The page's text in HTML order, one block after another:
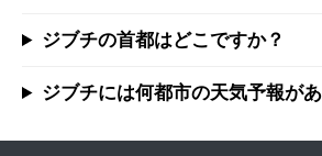
ジブチの首都はどこですか？
ジブチには何都市の天気予報が